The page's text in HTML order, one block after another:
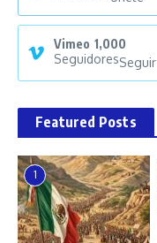
Vimeo 1,000
SeguidoresSeguir
Featured Posts
1